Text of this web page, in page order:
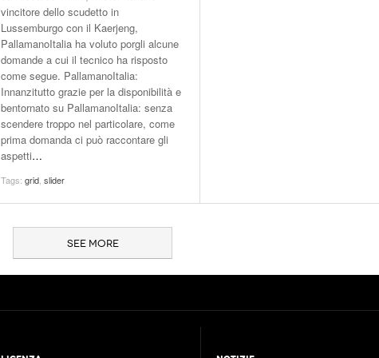
vincitore dello scudetto in
Lussemburgo con il Kaerjeng,
PallamanoItalia ha voluto porgli alcune
domande a cui il tecnico ha risposto
come segue. PallamanoItalia:
Innanzitutto grazie per la disponibilità e
bentornato su PallamanoItalia: senza
scendere troppo nel particolare, come
prima domanda ci può raccontare gli
aspetti…
Tags: grid, slider
SEE MORE